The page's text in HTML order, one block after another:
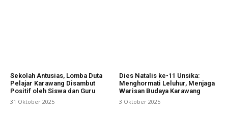
Sekolah Antusias, Lomba Duta
Pelajar Karawang Disambut
Positif oleh Siswa dan Guru
31 Oktober 2025
Dies Natalis ke-11 Unsika:
Menghormati Leluhur, Menjaga
Warisan Budaya Karawang
3 Oktober 2025